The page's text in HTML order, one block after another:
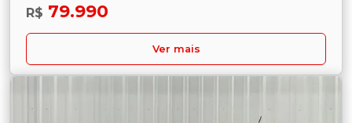
R$ 79.990
Ver mais